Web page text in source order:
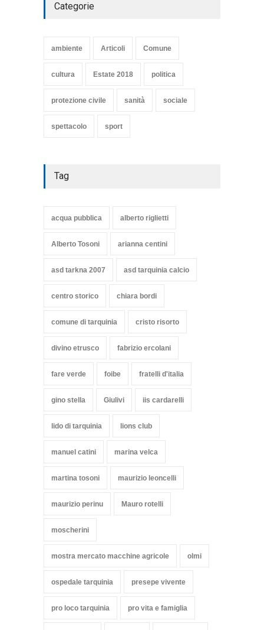
TARQUINIA
Categorie
ambiente Articoli Comune
cultura Estate 2018 politica
protezione civile sanità sociale
spettacolo sport
Tag
acqua pubblica alberto riglietti
Alberto Tosoni arianna centini
asd tarkna 2007 asd tarquinia calcio
centro storico chiara bordi
comune di tarquinia cristo risorto
divino etrusco fabrizio ercolani
fare verde foibe fratelli d'italia
gino stella Giulivi iis cardarelli
lido di tarquinia lions club
manuel catini marina velca
martina tosoni maurizio leoncelli
maurizio perinu Mauro rotelli
moscherini
mostra mercato macchine agricole olmi
ospedale tarquinia presepe vivente
pro loco tarquinia pro vita e famiglia